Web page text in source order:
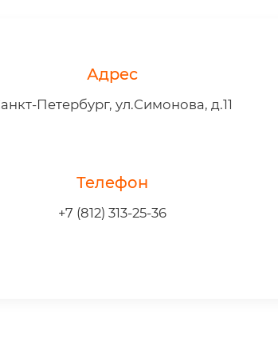
Адрес
Петербург, ул.Симонова, д.11
Телефон
+7 (812) 313-25-36